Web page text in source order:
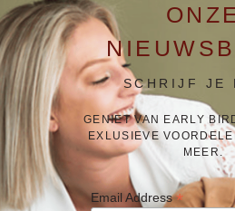
SCHRIJF JE
GENIET VAN EARLY
EXLUSIEVE
MEER.
Email Address*